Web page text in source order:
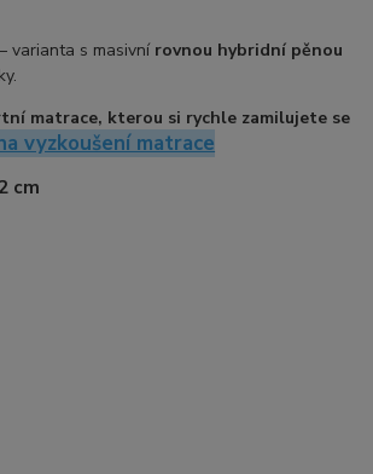
– varianta s masivní rovnou hybridní pěnou
matrace, kterou si rychle zamilujete se
vyzkoušení matrace
cm